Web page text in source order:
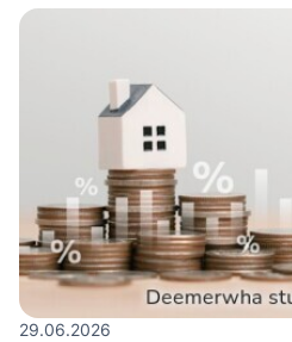
29.06.2026